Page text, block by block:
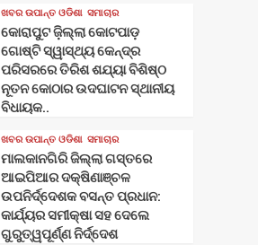
ଖବର ଉପାନ୍ତ ଓଡିଶା ସମାଚାର
କୋରାପୁଟ ଜ଼ିଲ୍ଲା କୋଟପାଡ଼
ଗୋଷ୍ଟି ସ୍ୱାସ୍ଥ୍ୟ କେନ୍ଦ୍ର
ପରିସରରେ ତିରିଶ ଶଯ୍ୟା ବିଶିଷ୍ଠ
ନୂତନ କୋଠାର ଉଦଘାଟନ ସ୍ଥାନୀୟ
ବିଧାୟକ..
ଖବର ଉପାନ୍ତ ଓଡିଶା ସମାଚାର
ମାଲକାନଗିରି ଜିଲ୍ଲା ଗସ୍ତରେ
ଆଇପିଆର ଦକ୍ଷିଣାଞ୍ଚଳ
ଉପନିର୍ଦ୍ଦେଶକ ବସନ୍ତ ପ୍ରଧାନ:
କାର୍ଯ୍ୟର ସମୀକ୍ଷା ସହ ଦେଲେ
ଗୁରୁତ୍ୱପୂର୍ଣ୍ଣ ନିର୍ଦ୍ଦେଶ